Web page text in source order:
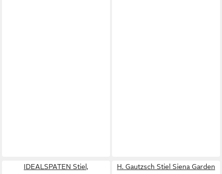
IDEALSPATEN Stiel,
H. Gautzsch Stiel Siena Garden